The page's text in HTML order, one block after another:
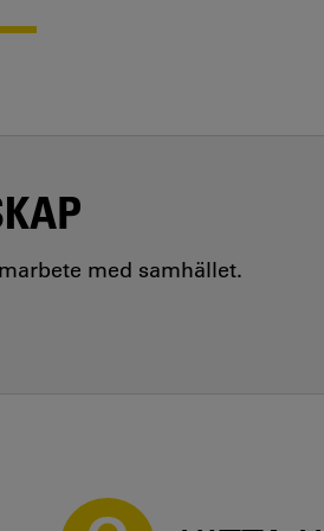
med samhället.